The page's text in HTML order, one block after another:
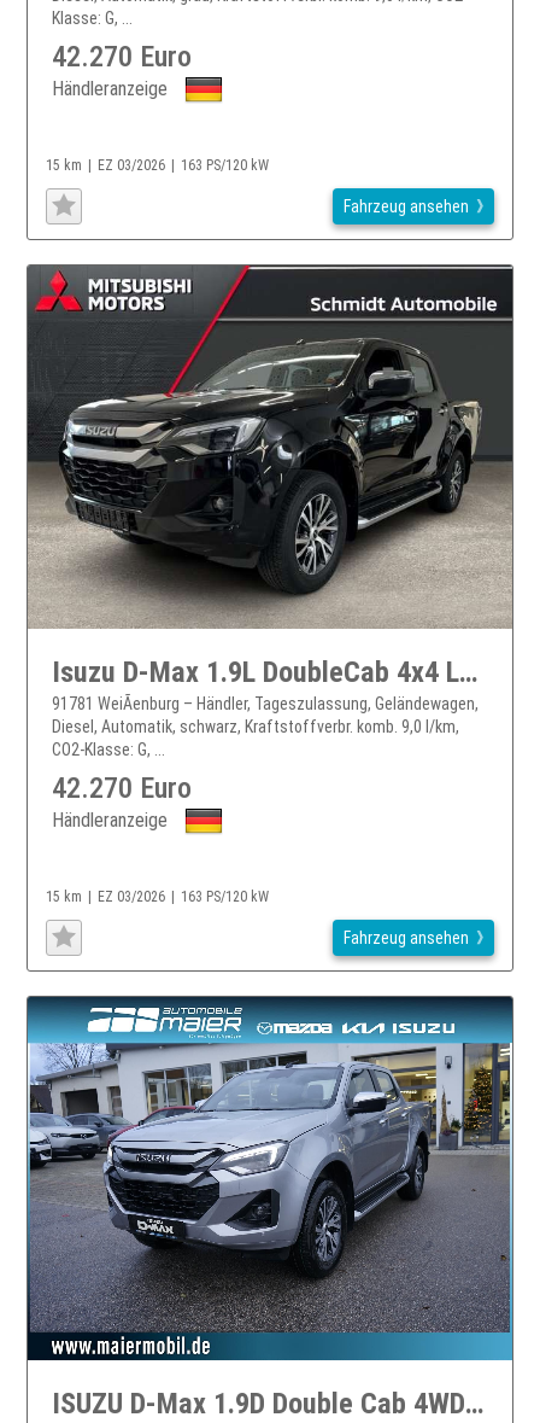
Klasse: G, ...
42.270 Euro
Händleranzeige
15 km EZ 03/2026 163 PS/120 kW
Fahrzeug ansehen
Isuzu D-Max 1.9L DoubleCab 4x4 LSE LED ACC PDC Kamera
91781 WeiÃenburg – Händler, Tageszulassung, Geländewagen,
Diesel, Automatik, schwarz, Kraftstoffverbr. komb. 9,0 l/km,
CO2-Klasse: G, ...
42.270 Euro
Händleranzeige
15 km EZ 03/2026 163 PS/120 kW
Fahrzeug ansehen
ISUZU D-Max 1.9D Double Cab 4WD LSE*LED*KAMERA*AKTION*